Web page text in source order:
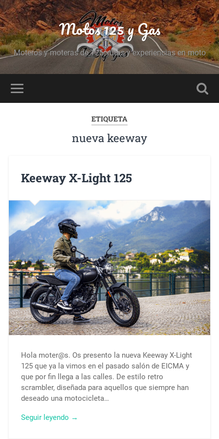
Motos 125 y Gas
Moteros y moteras de 125, rutas y experiencias en moto
ETIQUETA
nueva keeway
Keeway X-Light 125
Hola moter@s. Os presento la nueva Keeway X-Light
125 que ya la vimos en el pasado salón de EICMA y
que por fin llega a las calles. De estilo retro
scrambler, diseñada para aquellos que siempre han
deseado una motocicleta…
Seguir leyendo →